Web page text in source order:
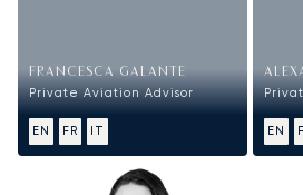
FRANCESCA GALANTE
Private Aviation Advisor
EN FR IT EN